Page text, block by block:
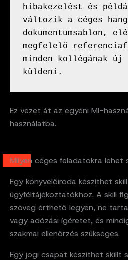
hibakezelést és
változik a céges
dokumentumsablon,
megfelelő
minden kollégának új
küldeni.
Ez vezet át az egyéni MI-
használatba.
Milyen céges feladatokra lehet
Egy könyvelőiroda készíthet
ügyféltájékoztatókhoz. A skill
szöveg érthető legyen, ne
vagy adózási ígéretet, és
szakmai ellenőrzés szükséges.
Egy jogi csapat készíthet skillt